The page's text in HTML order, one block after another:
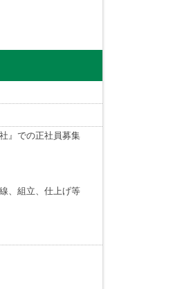
』での正社員募集
、組立、仕上げ等